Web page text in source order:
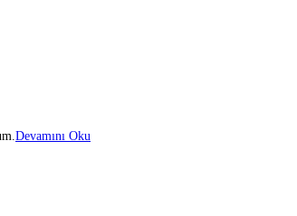
Devamını Oku